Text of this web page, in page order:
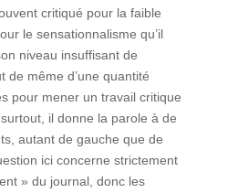
critiqué pour la faible
le sensationnalisme qu’il
niveau insuffisant de
de même d’une quantité
pour mener un travail critique
il donne la parole à de
autant de gauche que de
ici concerne strictement
» du journal, donc les